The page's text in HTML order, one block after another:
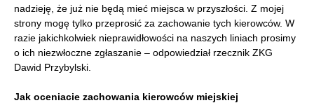
nadzieję, że już nie będą mieć miejsca w przyszłości. Z mojej
strony mogę tylko przeprosić za zachowanie tych kierowców. W
razie jakichkolwiek nieprawidłowości na naszych liniach prosimy
o ich niezwłoczne zgłaszanie – odpowiedział rzecznik ZKG
Dawid Przybylski.
Jak oceniacie zachowania kierowców miejskiej